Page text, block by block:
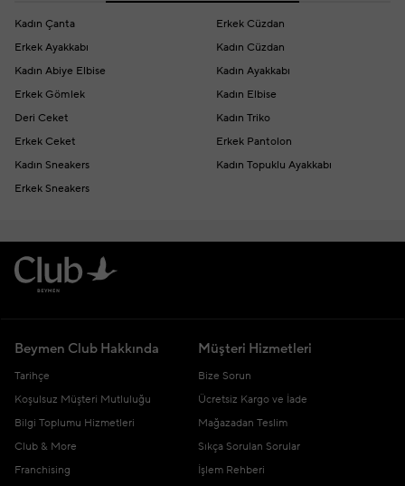
Kadın Çanta
Erkek Cüzdan
Erkek Ayakkabı
Kadın Cüzdan
Kadın Abiye Elbise
Kadın Ayakkabı
Erkek Gömlek
Kadın Elbise
Deri Ceket
Kadın Triko
Erkek Ceket
Erkek Pantolon
Kadın Sneakers
Kadın Topuklu Ayakkabı
Erkek Sneakers
Beymen Club Hakkında
Tarihçe
Koşulsuz Müşteri Mutluluğu
Bilgi Toplumu Hizmetleri
Club & More
Franchising
Müşteri Hizmetleri
Bize Sorun
Ücretsiz Kargo ve İade
Mağazadan Teslim
Sıkça Sorulan Sorular
İşlem Rehberi